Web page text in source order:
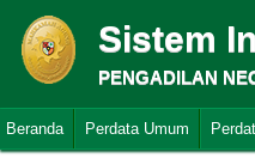
Sistem
PENGADILAN
Beranda Perdata Umum